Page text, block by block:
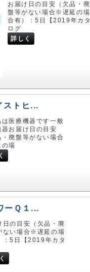
お届け日の目安（欠品・廃
盤等がない場合※遅延の場
合有）：5日【2019年カタ
ログ
詳しく
ストヒ...
は医療機器です一般
器お届け日の目安
・廃盤等がない場合
場
ーＱ１...
日の目安（欠品・廃
ない場合※遅延の場
：5日【2019年カタ